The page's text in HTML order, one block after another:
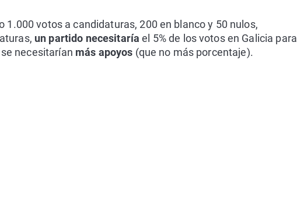
1.000 votos a candidaturas, 200 en blanco y 50 nulos,
un partido necesitaríael 5% de los votos en Galicia para
necesitarían más apoyos (que no más porcentaje).